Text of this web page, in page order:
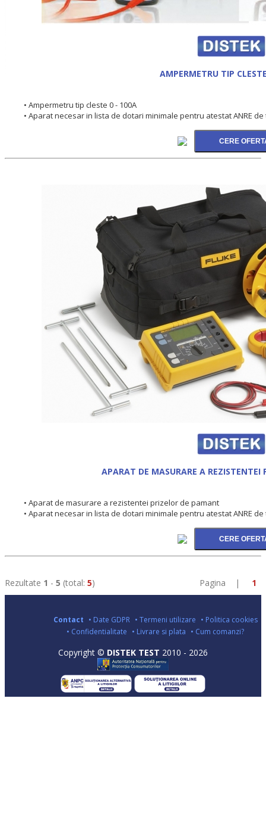
AMPERMETRU TIP
• Ampermetru tip cleste 0 - 100A
• Aparat necesar in lista de dotari minimale pentru atestat ANRE de
APARAT DE MASURARE A REZISTENTEI
• Aparat de masurare a rezistentei prizelor de pamant
• Aparat necesar in lista de dotari minimale pentru atestat ANRE de
Rezultate 1 - 5 (total: 5) Pagina | 1
Contact • Date GDPR • Termeni utilizare • Politica cookies
• Confidentialitate • Livrare si plata • Cum comanzi?
Copyright © DISTEK TEST 2010 - 2026